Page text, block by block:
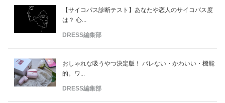
【サイコパス診断テスト】あなたや恋人のサイコパス度
は？ 心...
DRESS編集部
おしゃれな吸うやつ決定版！ バレない・かわいい・機能
的。ワ...
DRESS編集部